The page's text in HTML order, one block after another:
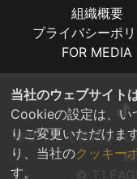
組織概要
プライバシーポ
FOR MEDIA
本サイトで使用され
©
当社のウェブサイト
Cookieの設定は、い
りご変更いただけま
り、当社のクッキー
す。